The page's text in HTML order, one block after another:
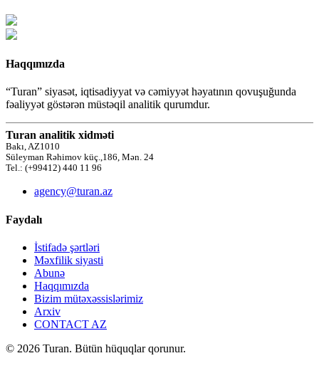
Haqqımızda
“Turan” siyasət, iqtisadiyyat və cəmiyyət həyatının qovuşuğunda
fəaliyyət göstərən müstəqil analitik qurumdur.
Turan analitik xidməti
Bakı, AZ1010
Süleyman Rəhimov küç.,186, Mən. 24
Tel.: (+99412) 440 11 96
agency@turan.az
Faydalı
İstifadə şərtləri
Məxfilik siyasti
Abunə
Haqqımızda
Bizim mütəxəssislərimiz
Arxiv
CONTACT AZ
© 2026 Turan. Bütün hüquqlar qorunur.